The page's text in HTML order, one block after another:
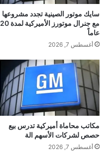
ف
ط
ت
ت
ج
إ
ل
ى
م
ر
ح
ل
ة
ي
اً
ض
د
م
س
ك
و
ة
إ
سايك موتور الصينية تجدد مشروعها
مع جنرال موتورز الأميركية لمدة 20
عاماً
أغسطس 7, 2026
مكاتب محاماة أميركية تدرس بيع
حصص لشركات الأسهم الة
أغسطس 7, 2026